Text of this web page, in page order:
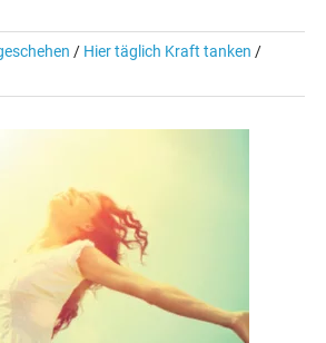
/ Hier täglich Kraft tanken /